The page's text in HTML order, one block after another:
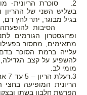
בשליש השני של ההריון
בגיל מבוגר, יתר לחץ
הסיבות להופעתה
ופרוגסטרון הגורמים
מתאימים, מחסור
עלייה ברמת הסוכר
להשפיע על קצב
מומי לב.
הריונית המופיעה
הפרשת חלבון בשתן